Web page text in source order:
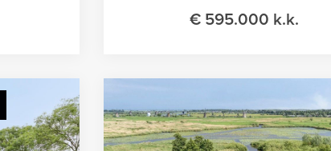
€ 595.000 k.k.